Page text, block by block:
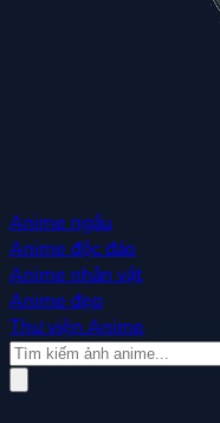
Anime ngầu
Anime độc đáo
Anime nhân vật
Anime đẹp
Thư viện Anime